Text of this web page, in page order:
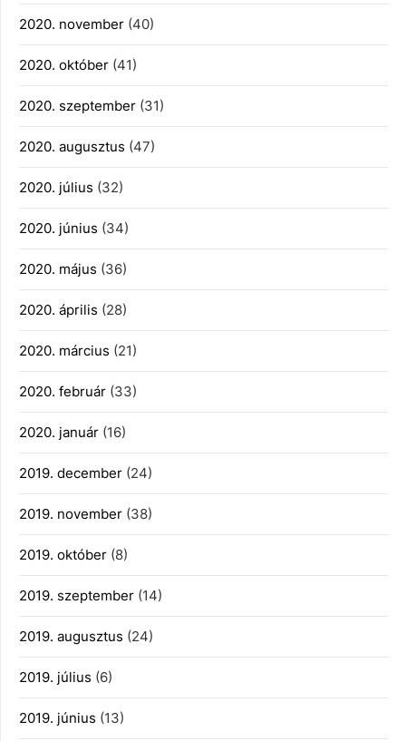
2020. november (40)
2020. október (41)
2020. szeptember (31)
2020. augusztus (47)
2020. július (32)
2020. június (34)
2020. május (36)
2020. április (28)
2020. március (21)
2020. február (33)
2020. január (16)
2019. december (24)
2019. november (38)
2019. október (8)
2019. szeptember (14)
2019. augusztus (24)
2019. július (6)
2019. június (13)